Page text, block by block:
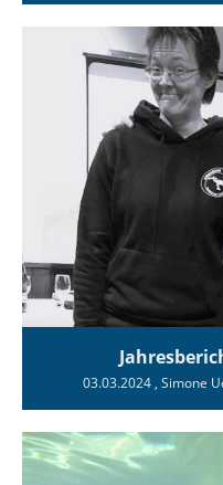
03.03.2024 , Simone